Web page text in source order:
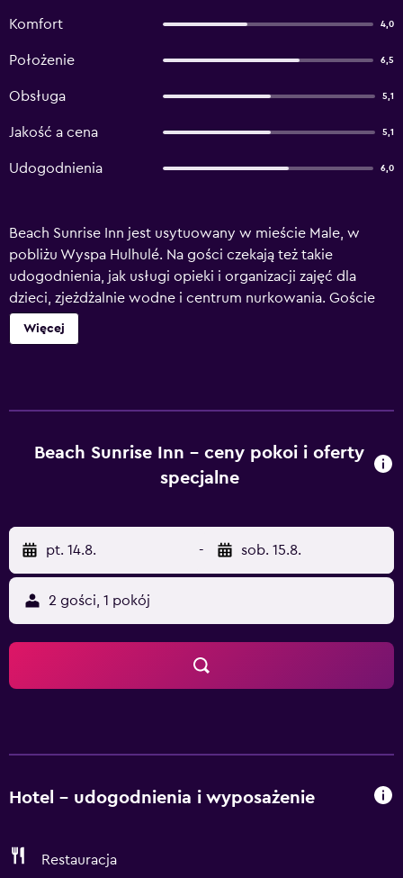
Komfort 4,0
Położenie 6,5
Obsługa 5,1
Jakość a cena 5,1
Udogodnienia 6,0
Beach Sunrise Inn jest usytuowany w mieście Male, w
pobliżu Wyspa Hulhulé. Na gości czekają też takie
udogodnienia, jak usługi opieki i organizacji zajęć dla
dzieci, zjeżdżalnie wodne i centrum nurkowania. Goście
tego 4-gwiazdkowego hotelu mogą skorzystać z pomocy
obsługi i zaplanować zwiedzanie muzeów i innych
hotelu jest także kilka pokoi wyposażonych specjalnie dla
gości podróżujących z dziećmi. Na miejscu goście mogą
hotelowy jest do dyspozycji gości w wyznaczonych
godzinach. Międzynarodowy port lotniczy Male jest
oddalony od obiektu o 10 minut drogi. Villingili jest
oddalony od hotelu o 20 minut jazdy samochodem.
Więcej
Beach Sunrise Inn – ceny pokoi i oferty
specjalne
pt. 14.8. - sob. 15.8.
2 gości, 1 pokój
Hotel – udogodnienia i wyposażenie
Restauracja